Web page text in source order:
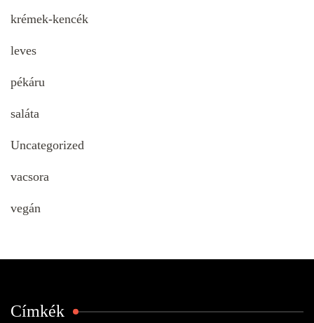
krémek-kencék
leves
pékáru
saláta
Uncategorized
vacsora
vegán
Címkék